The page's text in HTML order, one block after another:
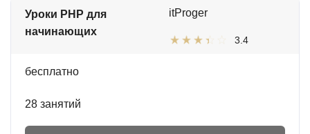
Уроки PHP для
начинающих
itProger
3.4
бесплатно
28 занятий